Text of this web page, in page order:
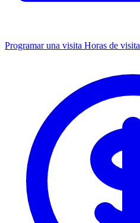
Programar una visita Horas de